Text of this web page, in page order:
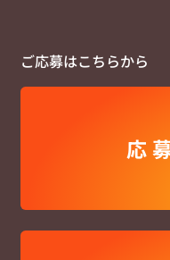
ご応募はこちらから
応